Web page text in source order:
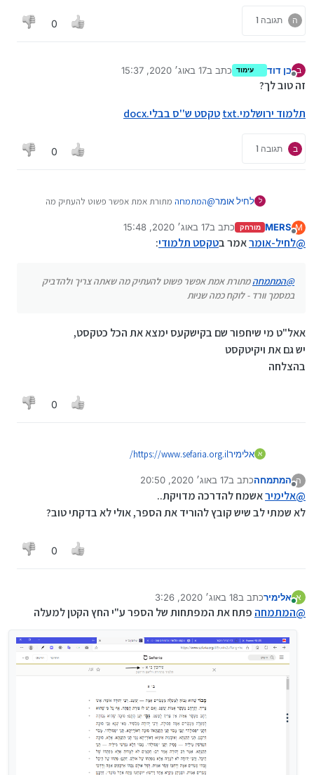
ה תגובה 1 0
ב
מנותק
בן דוד עימוד כתב ב17 באוג׳ 2020, 15:37
נערך לאחרונה על ידי
זה טוב לך?
תלמוד ירושלמי.txt
טקסט ש''ס בבלי.docx
ב תגובה 1 0
ל לחיל אומר@המתמחה מתורת אמת אפשר פשוט להעתיק מה
M
מנותק
MERS מורחק כתב ב17 באוג׳ 2020, 15:48
נערך לאחרונה על ידי
@לחיל-אומראמר בטקסט תלמודי:
@המתמחהמתורת אמת אפשר פשוט להעתיק מה שאתה צריך ולהדביק
במסמך וורד - לוקח כמה שניות
אאל"ט מי שיחפור שם בקישקעס ימצא את הכל כטקסט,
יש גם את ויקיטקסט
בהצלחה
0
א אלימירhttps://www.sefaria.org.il/
ה
מנותק
המתמחהכתב ב17 באוג׳ 2020, 20:50
נערך לאחרונה על ידי
@אלימיראשמח להדרכה מדויקת..
לא שמתי לב שיש קובץ להוריד את הספר, אולי לא בדקתי טוב?
0
א אלימירכתב ב18 באוג׳ 2020, 3:26
נערך לאחרונה על ידי אלימיר
@המתמחה פתח את המפתחות של הספר ע"י החץ הקטן למעלה